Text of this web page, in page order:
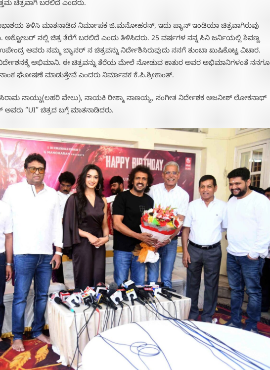
ಚಿತ್ರವಾಗಿ ಬರಲಿದೆ ಎಂದರು.
ತಿಳಿಸಿ ಮಾತನಾಡಿದ ನಿರ್ಮಾಪಕ ಜಿ.ಮನೋಹರನ್, ಇದು ಪ್ಯಾನ್ ಇಂಡಿಯಾ ಚಿತ್ರವಾಗಿರುವು
ಅಕ್ಟೋಬರ್ ನಲ್ಲಿ ಚಿತ್ರ ತೆರೆಗೆ ಬರಲಿದೆ ಎಂದು ತಿಳಿಸಿದರು. 25 ವರ್ಷಗಳ ನನ್ನ ಸಿನಿ ಜರ್ನಿಯಲ್ಲಿ ಶಿವಣ್ಣ
ಅವರು ನಮ್ಮ ಬ್ಯಾನರ್ ನ ಚಿತ್ರವನ್ನು ನಿರ್ದೇಶಿಸಿರುವುದು ನನಗೆ ತುಂಬಾ ಖುಷಿಕೊಟ್ಟ ವಿಚಾರ.
ಅಭಿಮಾನಿ. ಈ ಚಿತ್ರವನ್ನು ತೆರೆಯ ಮೇಲೆ ನೋಡುವ ಕಾತುರ ಅವರ ಅಭಿಮಾನಿಗಳಂತೆ ನನಗೂ
ಘೋಷಣೆ ಮಾಡುತ್ತೇವೆ ಎಂದರು ನಿರ್ಮಾಪಕ ಕೆ.ಪಿ.ಶ್ರೀಕಾಂತ್.
ನಾಯ್ಡು(ಲಹರಿ ವೇಲು), ನಾಯಕಿ ರೀಶ್ಮಾ ನಾಣಯ್ಯ, ಸಂಗೀತ ನಿರ್ದೇಶಕ ಅಜನೀಶ್ ಲೋಕನಾಥ್
“UI” ಚಿತ್ರದ ಬಗ್ಗೆ ಮಾತನಾಡಿದರು.